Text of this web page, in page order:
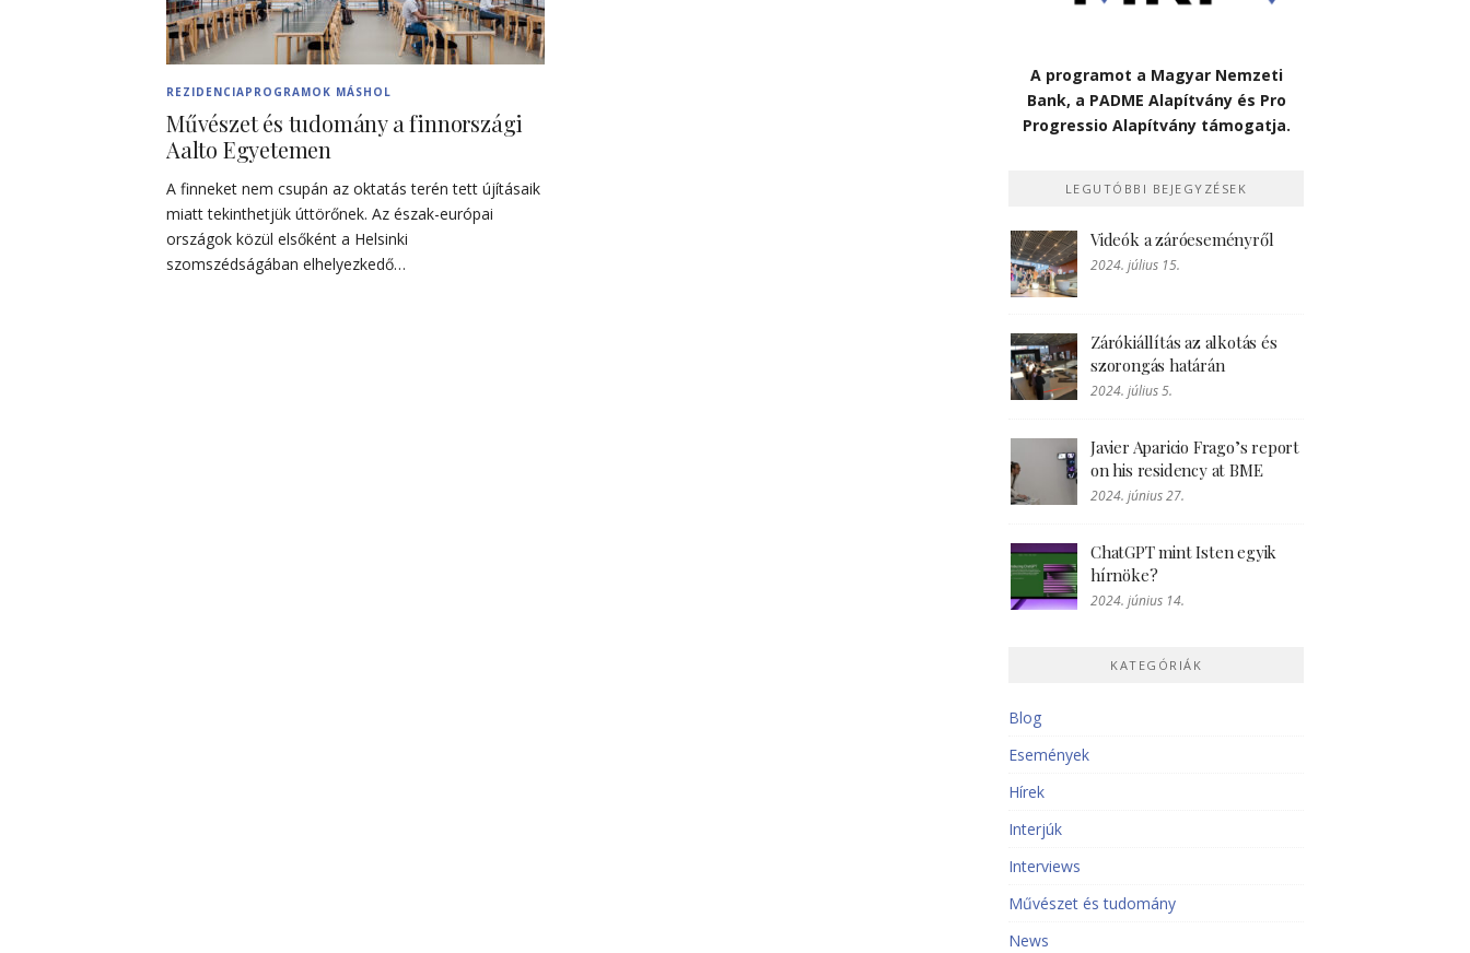
REZIDENCIAPROGRAMOK MÁSHOL
Művészet és tudomány a finnországi
Aalto Egyetemen
A finneket nem csupán az oktatás terén tett újításaik
miatt tekinthetjük úttörőnek. Az észak-európai
országok közül elsőként a Helsinki
szomszédságában elhelyezkedő…
A programot a Magyar Nemzeti
Bank, a PADME Alapítvány és Pro
Progressio Alapítvány támogatja.
LEGUTÓBBI BEJEGYZÉSEK
Videók a záróeseményről
2024. július 15.
Zárókiállítás az alkotás és
szorongás határán
2024. július 5.
Javier Aparicio Frago’s report
on his residency at BME
2024. június 27.
ChatGPT mint Isten egyik
hírnöke?
2024. június 14.
KATEGÓRIÁK
Blog
Események
Hírek
Interjúk
Interviews
Művészet és tudomány
News